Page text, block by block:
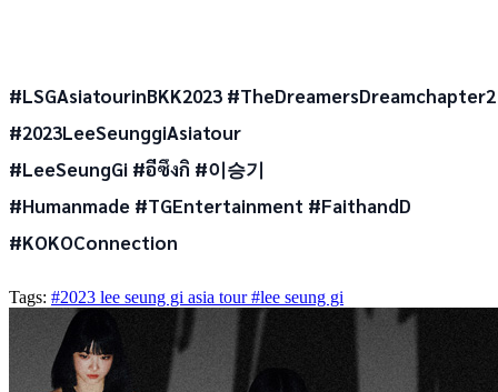
#LSGAsiatourinBKK2023 #TheDreamersDreamchapter2
#2023LeeSeunggiAsiatour
#LeeSeungGi #อีซึงกิ #이승기
#Humanmade #TGEntertainment #FaithandD
#KOKOConnection
Tags: #2023 lee seung gi asia tour#lee seung gi